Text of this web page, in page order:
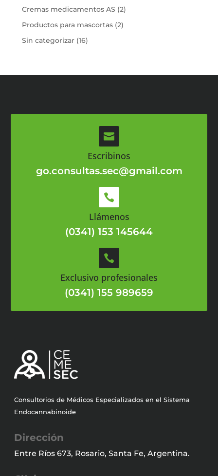
productos
Cremas medicamentos AS 22
Productos para mascortas 22
Sin categorizar 1616

Escribinos
go.consultas.sec@gmail.com

Llámenos
(0341) 153 145644

Exclusivo profesionales
(0341) 155 989659
Consultorios de Médicos Especializados en el Sistema
Endocannabinoide
Dirección
Entre Ríos 673, Rosario, Santa Fe, Argentina.